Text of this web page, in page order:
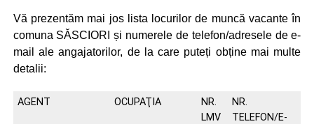
Vă prezentăm mai jos lista locurilor de muncă vacante în
comuna SĂSCIORI și numerele de telefon/adresele de e-
mail ale angajatorilor, de la care puteți obține mai multe
detalii:
AGENT OCUPAŢIA
NR.
LMV
NR.
TELEFON/E-